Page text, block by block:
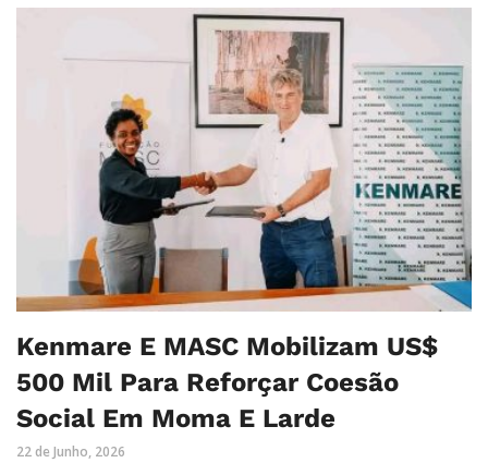
Kenmare E MASC Mobilizam US$
500 Mil Para Reforçar Coesão
Social Em Moma E Larde
22 de Junho, 2026